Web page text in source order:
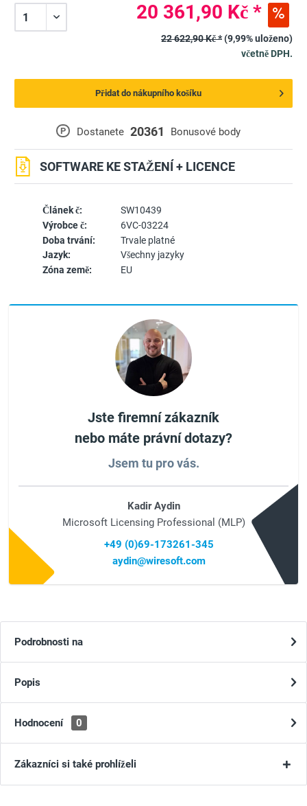
Článek č:
SW10439
Výrobce č:
6VC-03224
Doba trvání:
Trvale platné
Jazyk:
Všechny jazyky
Zóna země:
EU
P Dostanete 20361 Bonusové body
SOFTWARE KE STAŽENÍ + LICENCE
20 361,90 Kč *
22 622,90 Kč *(9,99% uloženo)
včetně DPH.
Přidat do nákupního košíku
Jste firemní zákazník
nebo máte právní dotazy?
Jsem tu pro vás.
Kadir Aydin
Microsoft Licensing Professional (MLP)
+49 (0)69-173261-345
aydin@wiresoft.com
Podrobnosti na
Popis
Hodnocení 0
Zákazníci si také prohlíželi